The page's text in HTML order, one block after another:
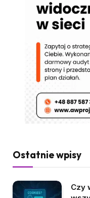
Ostatnie wpisy
Czy